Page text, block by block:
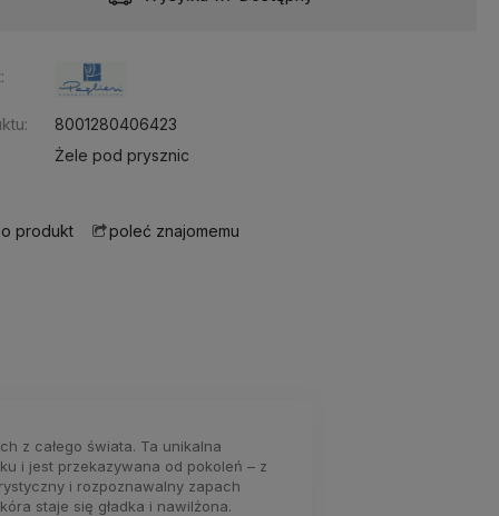
8001280406423
Żele pod prysznic
produkt poleć znajomemu
z całego świata. Ta unikalna
i jest przekazywana od pokoleń – z
i rozpoznawalny zapach
staje się gładka i nawilżona.